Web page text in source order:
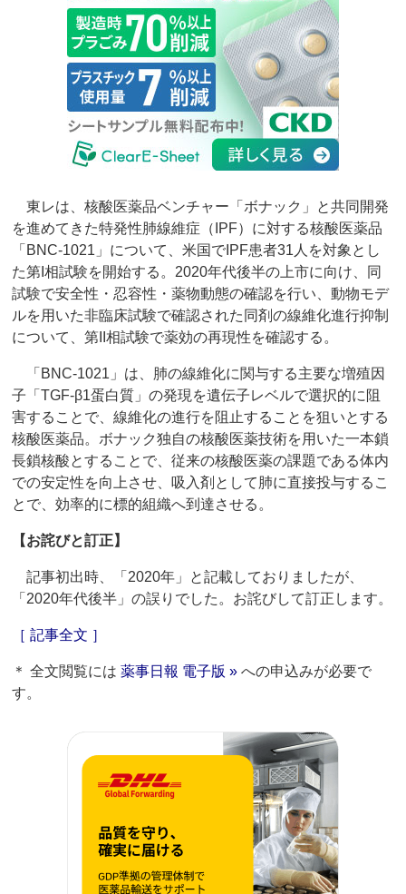
東レは、核酸医薬品ベンチャー「ボナック」と共同開発
を進めてきた特発性肺線維症（IPF）に対する核酸医薬品
「BNC-1021」について、米国でIPF患者31人を対象とし
た第I相試験を開始する。2020年代後半の上市に向け、同
試験で安全性・忍容性・薬物動態の確認を行い、動物モデ
ルを用いた非臨床試験で確認された同剤の線維化進行抑制
について、第II相試験で薬効の再現性を確認する。
「BNC-1021」は、肺の線維化に関与する主要な増殖因
子「TGF-β1蛋白質」の発現を遺伝子レベルで選択的に阻
害することで、線維化の進行を阻止することを狙いとする
核酸医薬品。ボナック独自の核酸医薬技術を用いた一本鎖
長鎖核酸とすることで、従来の核酸医薬の課題である体内
での安定性を向上させ、吸入剤として肺に直接投与するこ
とで、効率的に標的組織へ到達させる。
【お詫びと訂正】
記事初出時、「2020年」と記載しておりましたが、
「2020年代後半」の誤りでした。お詫びして訂正します。
［ 記事全文 ］
＊ 全文閲覧には薬事日報 電子版 » への申込みが必要で
す。